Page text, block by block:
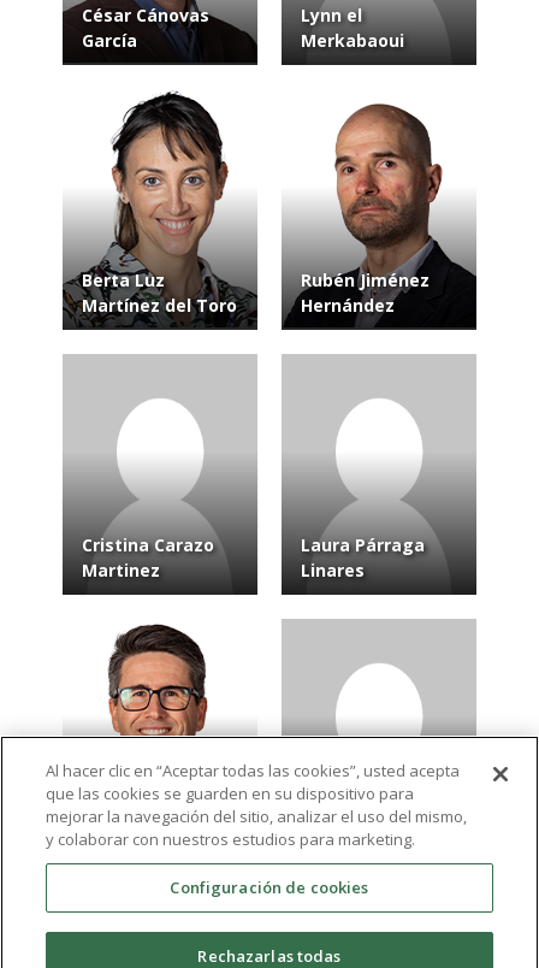
César Cánovas
García
Lynn el
Merkabaoui
Berta Luz
Martínez del Toro
Rubén Jiménez
Hernández
Cristina Carazo
Martinez
Laura Párraga
Linares
Jaime Marco
García
Álvaro Díaz
Belenguer
Al hacer clic en “Aceptar todas las cookies”, usted acepta
que las cookies se guarden en su dispositivo para
mejorar la navegación del sitio, analizar el uso del mismo,
y colaborar con nuestros estudios para marketing.
Configuración de cookies
Rechazarlas todas